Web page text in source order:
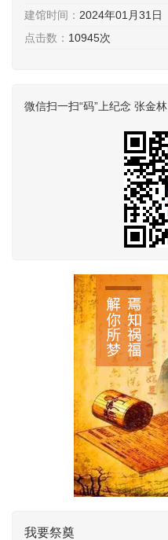
建馆时间： 2024年01月31日
点击数： 10945次
微信扫一扫“码”上纪念 张金林
我要祭奠